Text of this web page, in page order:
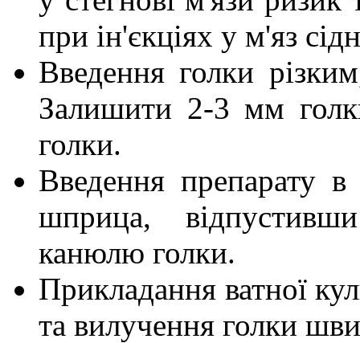
при ін'єкціях у м'яз
Введення голки
Залишити 2-3 мм
голки.
Введення препарату
шприца,
канюлю голки.
Прикладання ватної
та вилучення голки